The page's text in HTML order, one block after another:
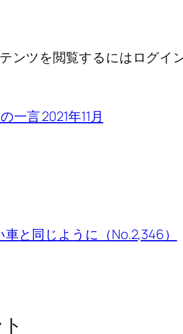
ンツを閲覧するにはログイ
一言 2021年11月
と同じように（No.2,346）